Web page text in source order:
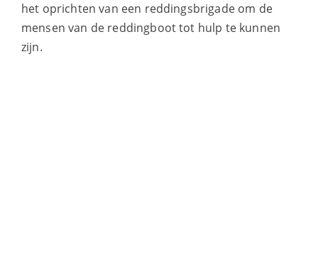
het oprichten van een reddingsbrigade om de
mensen van de reddingboot tot hulp te kunnen
zijn.